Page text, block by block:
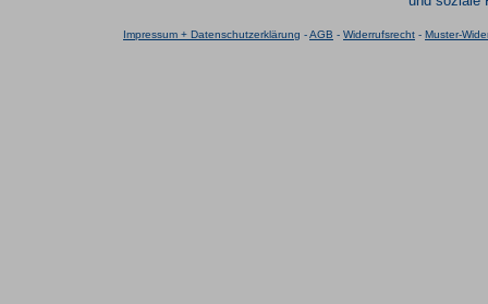
Impressum + Datenschutzerklärung -AGB - Widerrufsrecht - Muster-